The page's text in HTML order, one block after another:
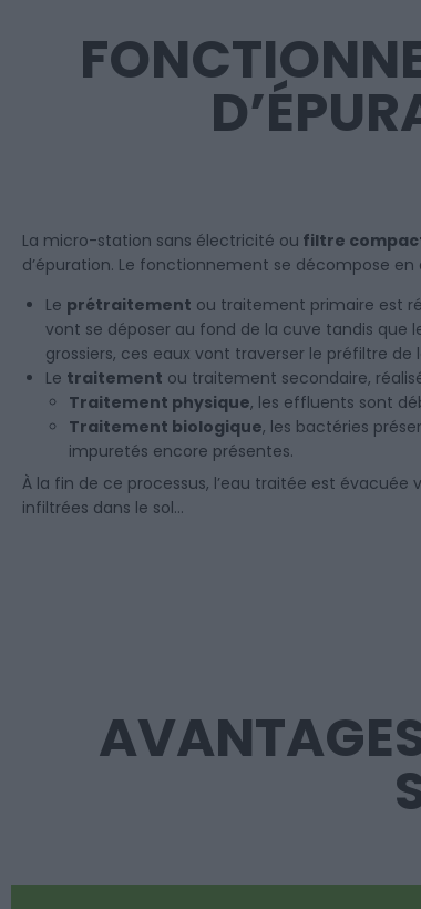
La micro-station sans électricité ou filtre
d’épuration. Le fonctionnement se décompose en
Le prétraitement ou traitement primaire est
vont se déposer au fond de la cuve tandis que
grossiers, ces eaux vont traverser le préfiltre
Le traitement ou traitement secondaire,
Traitement physique, les effluents sont
Traitement biologique, les bactéries
impuretés encore présentes.
À la fin de ce processus, l’eau traitée est évacuée
infiltrées dans le sol…